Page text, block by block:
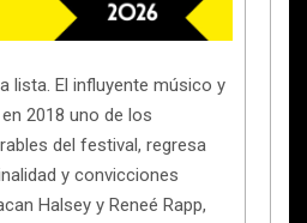
lista. El influyente músico y
2018 uno de los
del festival, regresa
y convicciones
Halsey y Reneé Rapp,